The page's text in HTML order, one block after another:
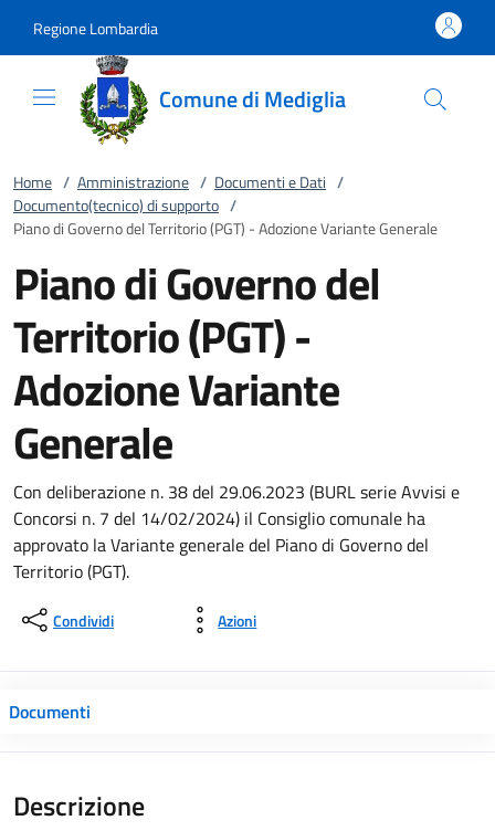
Regione Lombardia
Comune di Mediglia
Home / Amministrazione / Documenti e Dati /
Documento(tecnico) di supporto /
Piano di Governo del Territorio (PGT) - Adozione Variante Generale
Piano di Governo del
Territorio (PGT) -
Adozione Variante
Generale
Con deliberazione n. 38 del 29.06.2023 (BURL serie Avvisi e
Concorsi n. 7 del 14/02/2024) il Consiglio comunale ha
approvato la Variante generale del Piano di Governo del
Territorio (PGT).
Condividi Azioni
Documenti
Descrizione